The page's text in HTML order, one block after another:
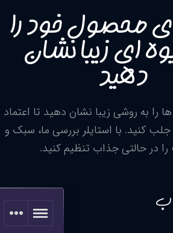
محصول خود را
ای زیبا نشان
دهید
را به روشی زیبا نشان دهید تا اعتماد
کنید. با استایلر بررسی ما، سبک و
در حالتی جذاب تنظیم کنید.